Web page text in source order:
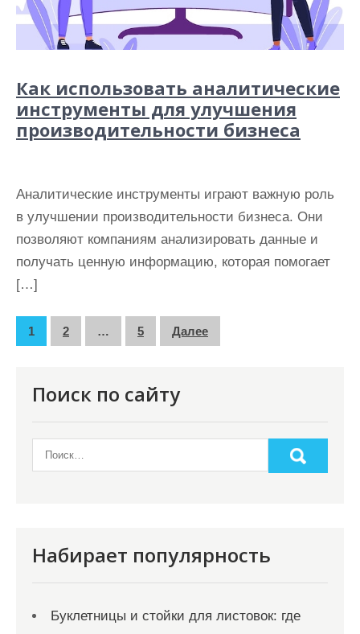
Как использовать аналитические
инструменты для улучшения
производительности бизнеса
Аналитические инструменты играют важную роль
в улучшении производительности бизнеса. Они
позволяют компаниям анализировать данные и
получать ценную информацию, которая помогает
[…]
П
1 2 … 5 Далее
Поиск по сайту
Набирает популярность
Буклетницы и стойки для листовок: где